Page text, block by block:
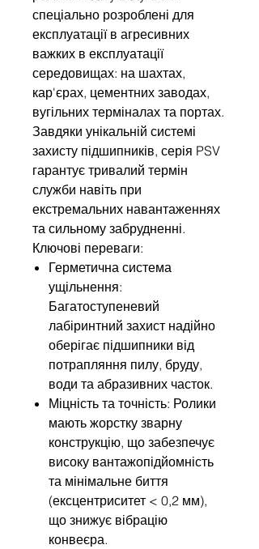
спеціально розроблені для
експлуатації в агресивних
важких в експлуатації
середовищах: на шахтах,
кар'єрах, цементних заводах,
вугільних терміналах та портах.
Завдяки унікальній системі
захисту підшипників, серія PSV
гарантує тривалий термін
служби навіть при
екстремальних навантаженнях
та сильному забрудненні.
Ключові переваги:
Герметична система
ущільнення:
Багатоступеневий
лабіринтний захист надійно
оберігає підшипники від
потрапляння пилу, бруду,
води та абразивних часток.
Міцність та точність: Ролики
мають жорстку зварну
конструкцію, що забезпечує
високу вантажопідйомність
та мінімальне биття
(ексцентриситет < 0,2 мм),
що знижує вібрацію
конвеєра.